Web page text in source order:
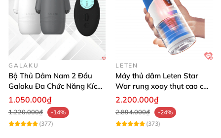
GALAKU
Bộ Thủ Dâm Nam 2 Đầu
Galaku Đa Chức Năng Kích
Thích Sướng Mạnh
1.050.000₫
1.220.000₫
-14%
(377)
LETEN
Máy thủ dâm Leten Star
War rung xoay thụt cao cấp
giá tốt
2.200.000₫
2.894.000₫
-24%
(373)